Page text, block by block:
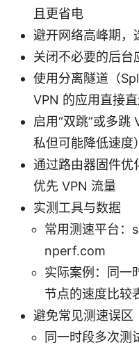
且更省电
避开网络高峰期，
关闭不必要的后台
使用分离隧道（
VPN 的应用直接
启用“双跳”或多跳
私但可能降低速度）
通过路由器固件优
优先 VPN 流量
实测工具与数据
常用测速平台：
nperf.com
实际案例：同一
节点的速度比较
避免常见测速误区
同一时段多次测